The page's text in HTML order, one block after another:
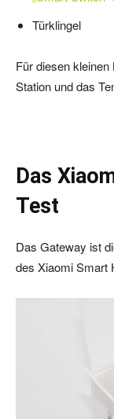
Türklingel
Für diesen
Station und das
Das
Test
Das Gateway ist
des Xiaomi Smart